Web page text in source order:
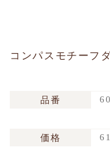
コンパスモチーフ
品番
価格